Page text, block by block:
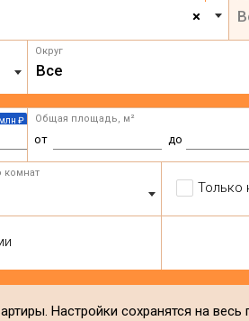
×
Округ
Все
млн ₽ Общая площадь, м²
от до
комнат
Только
Настройки сохранятся на